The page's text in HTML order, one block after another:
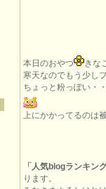
本日のおやつ
きな
寒天なのでもう少し
ちょっと粉っぽい・
上にかかってるのは
「人気blogランキン
ります。